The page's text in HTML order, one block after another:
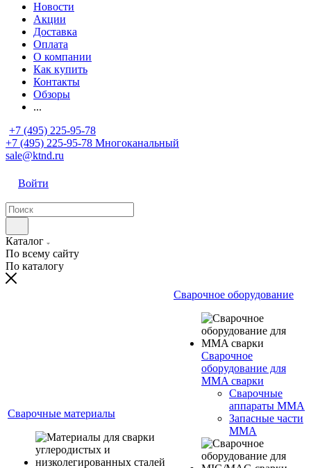
Новости
Акции
Доставка
Оплата
О компании
Как купить
Контакты
Обзоры
...
+7 (495) 225-95-78
+7 (495) 225-95-78 Многоканальный
sale@ktnd.ru
Войти
Каталог
По всему сайту
По каталогу
Сварочные материалы
Сварочное оборудование
Сварочное
оборудование для
MMA сварки
Сварочные
аппараты MMA
Запасные части
MMA